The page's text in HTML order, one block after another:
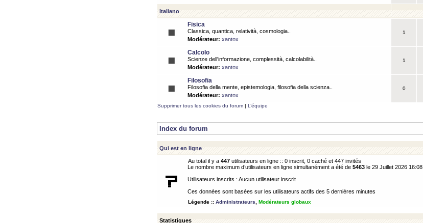
Italiano
Fisica
Classica, quantica, relatività, cosmologia..
Modérateur: xantox
1
Calcolo
Scienze dell'informazione, complessità, calcolabilità..
Modérateur: xantox
1
Filosofia
Filosofia della mente, epistemologia, filosofia della scienza..
Modérateur: xantox
0
Supprimer tous les cookies du forum | L’équipe
Index du forum
Qui est en ligne
Au total il y a 447 utilisateurs en ligne :: 0 inscrit, 0 caché et 447 invités
Le nombre maximum d’utilisateurs en ligne simultanément a été de 5463 le 29 Juillet 2026 16:08
Utilisateurs inscrits : Aucun utilisateur inscrit
Ces données sont basées sur les utilisateurs actifs des 5 dernières minutes
Légende :: Administrateurs Modérateurs globaux
Statistiques